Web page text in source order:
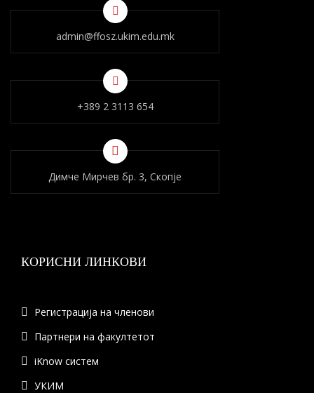
admin@ffosz.ukim.edu.mk
+389 2 3113 654
Димче Мирчев бр. 3, Скопје
КОРИСНИ ЛИНКОВИ
Регистрација на членови
Партнери на факултетот
iKnow систем
УКИМ